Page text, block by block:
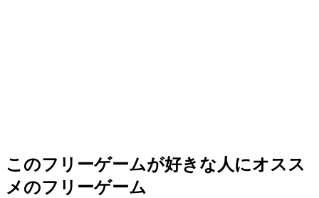
このフリーゲームが好きな人にオスス
メのフリーゲーム